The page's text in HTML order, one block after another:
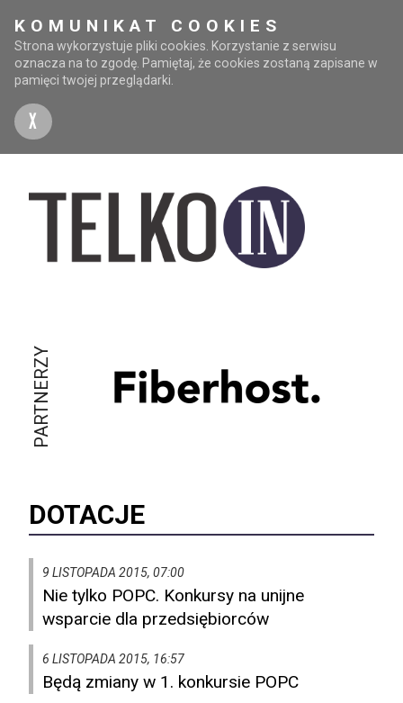
KOMUNIKAT COOKIES
Strona wykorzystuje pliki cookies. Korzystanie z serwisu
oznacza na to zgodę. Pamiętaj, że cookies zostaną zapisane w
pamięci twojej przeglądarki.
X
PARTNERZY
DOTACJE
9 LISTOPADA 2015, 07:00
Nie tylko POPC. Konkursy na unijne
wsparcie dla przedsiębiorców
6 LISTOPADA 2015, 16:57
Będą zmiany w 1. konkursie POPC